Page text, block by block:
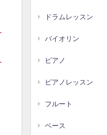
ドラムレッスン
バイオリン
ピアノ
ピアノレッスン
フルート
ベース